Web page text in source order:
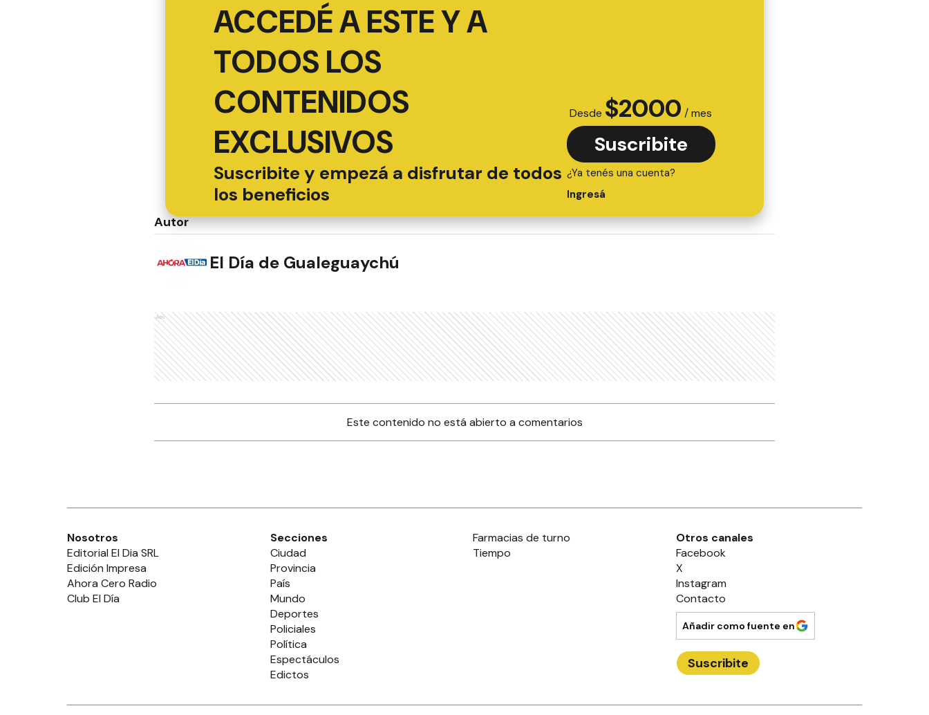
ACCEDÉ A ESTE Y A
TODOS LOS
CONTENIDOS
EXCLUSIVOS
Suscribite y empezá a disfrutar de todos
los beneficios
Desde $2000 / mes
Suscribite
¿Ya tenés una cuenta?
Ingresá
Autor
El Día de Gualeguaychú
Ads
Este contenido no está abierto a comentarios
Nosotros
Editorial El Dia SRL
Edición Impresa
Ahora Cero Radio
Club El Día
Secciones
Ciudad
Provincia
País
Mundo
Deportes
Policiales
Política
Espectáculos
Edictos
Farmacias de turno
Tiempo
Otros canales
Facebook
X
Instagram
Contacto
Añadir como fuente en
Suscribite